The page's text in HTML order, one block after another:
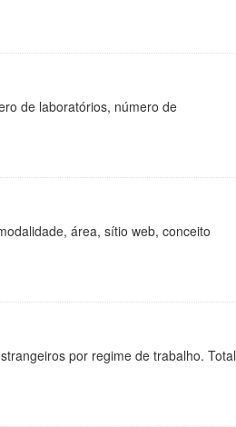
de laboratórios, número de
área, sítio web, conceito
por regime de trabalho. Total